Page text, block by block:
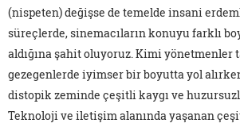
(nispeten) değişse de temelde insani
süreçlerde, sinemacıların konuyu farklı
aldığına şahit oluyoruz. Kimi
gezegenlerde iyimser bir boyutta yol
distopik zeminde çeşitli kaygı ve
Teknoloji ve iletişim alanında yaşanan